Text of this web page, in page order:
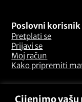
Cijenimo
Poslovni korisnik
Pretplati se
Prijavi se
Moj račun
Kako pripremiti
Odredbe i uvjeti